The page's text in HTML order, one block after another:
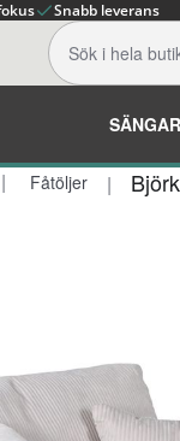
Snabb leverans
SÄNGAR
Fåtöljer